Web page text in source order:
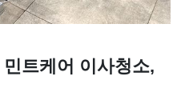
트케어 이사청소,